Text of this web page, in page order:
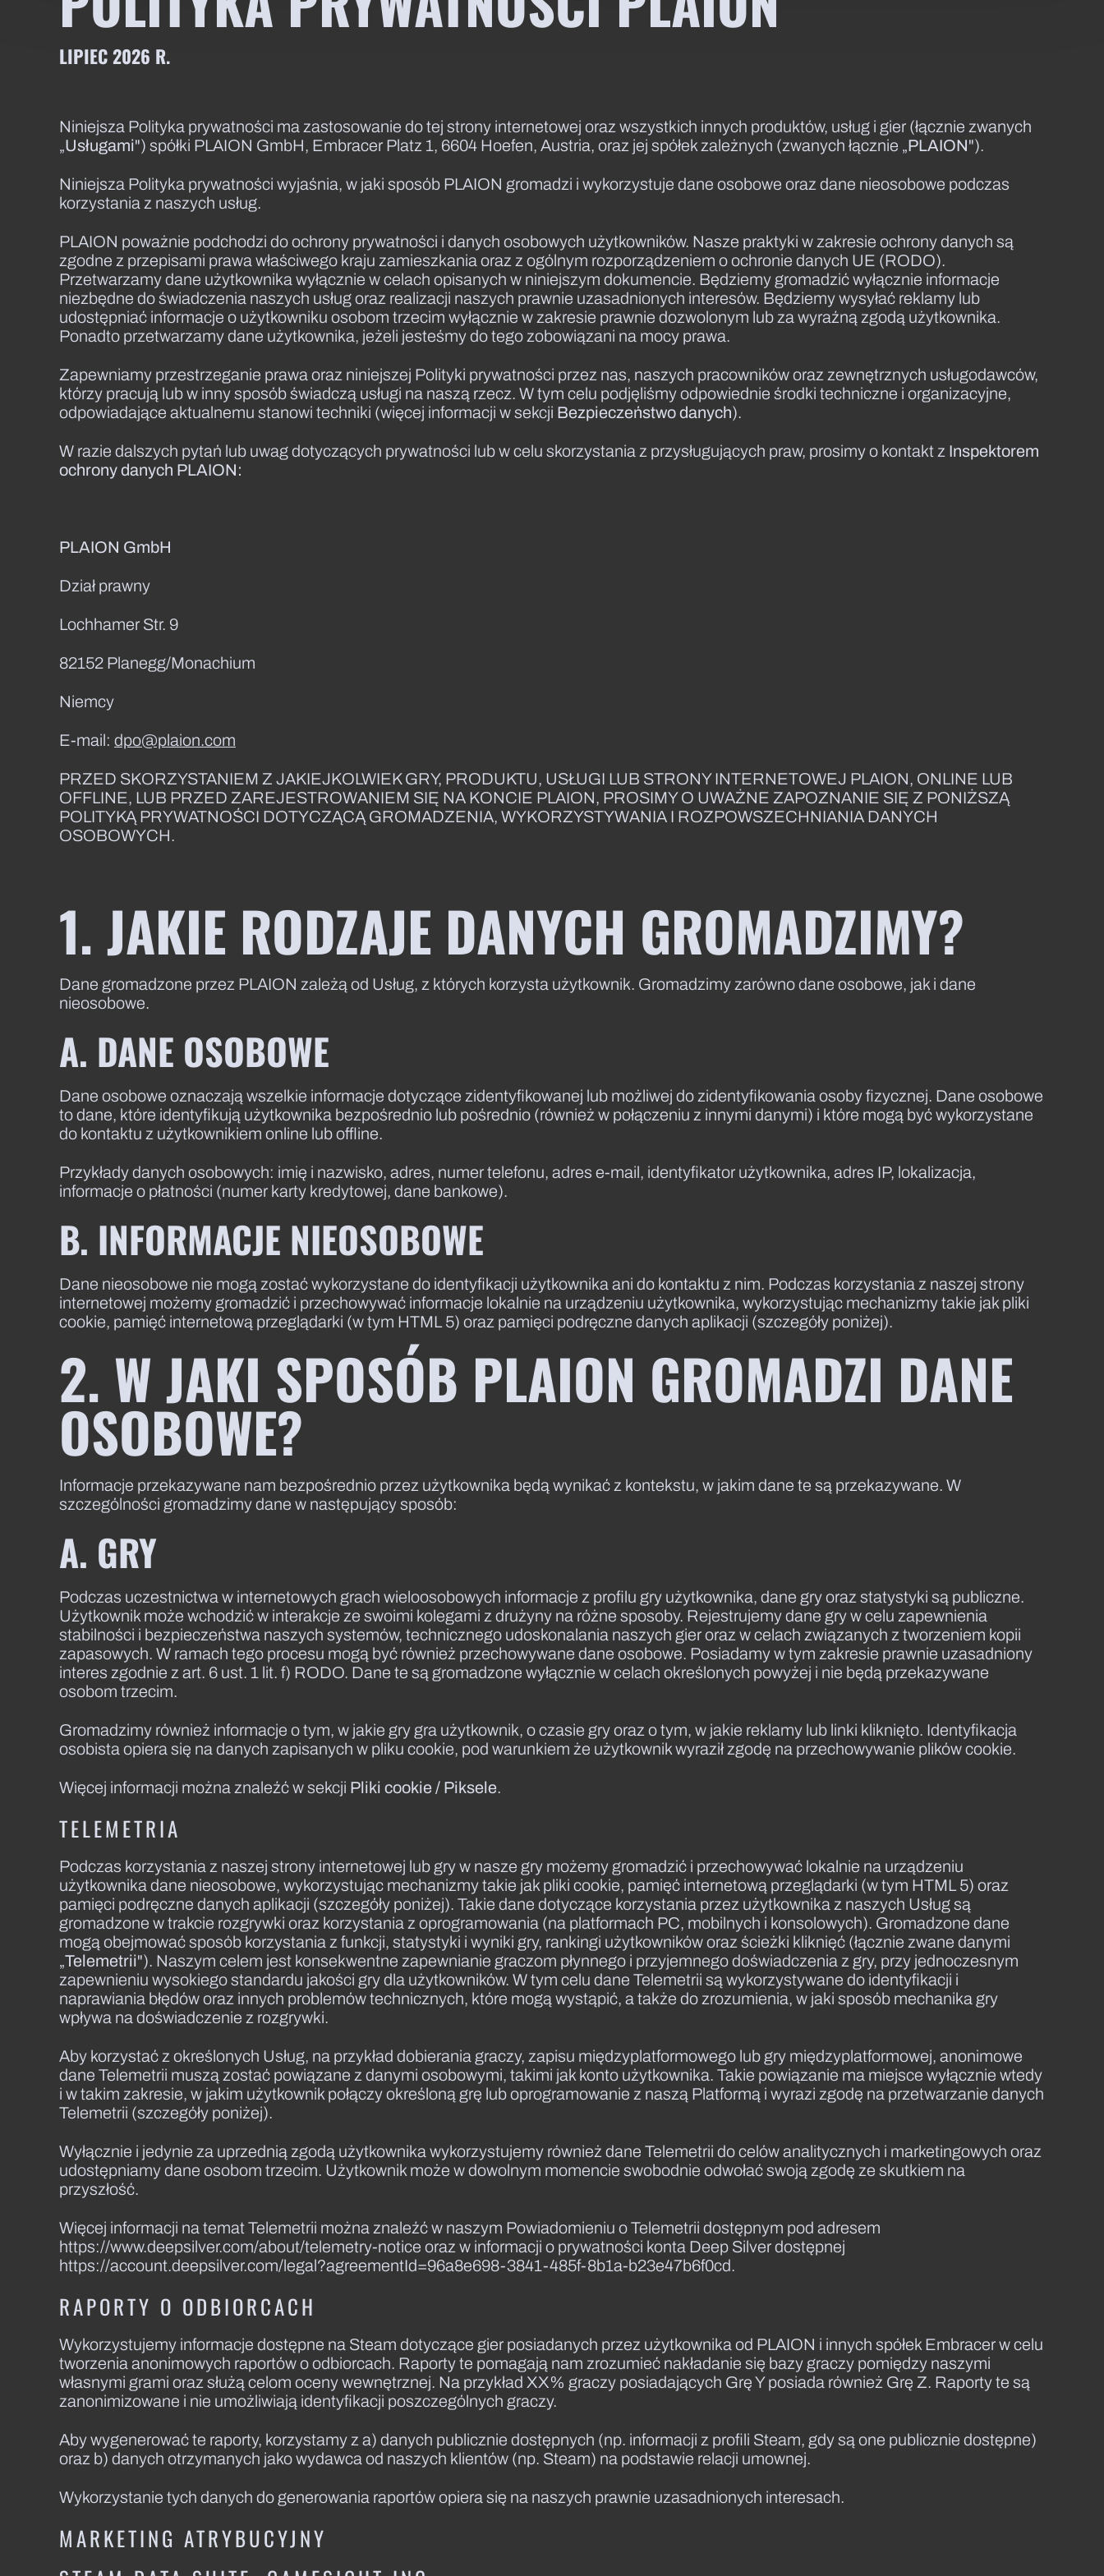
LIPIEC 2026 R.
Niniejsza Polityka prywatności ma zastosowanie do tej strony internetowej oraz wszystkich innych produktów, usług i gier (łącznie zwanych
„Usługami") spółki PLAION GmbH, Embracer Platz 1, 6604 Hoefen, Austria, oraz jej spółek zależnych (zwanych łącznie „PLAION").
Niniejsza Polityka prywatności wyjaśnia, w jaki sposób PLAION gromadzi i wykorzystuje dane osobowe oraz dane nieosobowe podczas
korzystania z naszych usług.
PLAION poważnie podchodzi do ochrony prywatności i danych osobowych użytkowników. Nasze praktyki w zakresie ochrony danych są
zgodne z przepisami prawa właściwego kraju zamieszkania oraz z ogólnym rozporządzeniem o ochronie danych UE (RODO).
Przetwarzamy dane użytkownika wyłącznie w celach opisanych w niniejszym dokumencie. Będziemy gromadzić wyłącznie informacje
niezbędne do świadczenia naszych usług oraz realizacji naszych prawnie uzasadnionych interesów. Będziemy wysyłać reklamy lub
udostępniać informacje o użytkowniku osobom trzecim wyłącznie w zakresie prawnie dozwolonym lub za wyraźną zgodą użytkownika.
Ponadto przetwarzamy dane użytkownika, jeżeli jesteśmy do tego zobowiązani na mocy prawa.
Zapewniamy przestrzeganie prawa oraz niniejszej Polityki prywatności przez nas, naszych pracowników oraz zewnętrznych usługodawców,
którzy pracują lub w inny sposób świadczą usługi na naszą rzecz. W tym celu podjęliśmy odpowiednie środki techniczne i organizacyjne,
odpowiadające aktualnemu stanowi techniki (więcej informacji w sekcji Bezpieczeństwo danych).
W razie dalszych pytań lub uwag dotyczących prywatności lub w celu skorzystania z przysługujących praw, prosimy o kontakt z Inspektorem
ochrony danych PLAION:
PLAION GmbH
Dział prawny
Lochhamer Str. 9
82152 Planegg/Monachium
Niemcy
E-mail: dpo@plaion.com
PRZED SKORZYSTANIEM Z JAKIEJKOLWIEK GRY, PRODUKTU, USŁUGI LUB STRONY INTERNETOWEJ PLAION, ONLINE LUB
OFFLINE, LUB PRZED ZAREJESTROWANIEM SIĘ NA KONCIE PLAION, PROSIMY O UWAŻNE ZAPOZNANIE SIĘ Z PONIŻSZĄ
POLITYKĄ PRYWATNOŚCI DOTYCZĄCĄ GROMADZENIA, WYKORZYSTYWANIA I ROZPOWSZECHNIANIA DANYCH
OSOBOWYCH.
1. JAKIE RODZAJE DANYCH GROMADZIMY?
Dane gromadzone przez PLAION zależą od Usług, z których korzysta użytkownik. Gromadzimy zarówno dane osobowe, jak i dane
nieosobowe.
A. DANE OSOBOWE
Dane osobowe oznaczają wszelkie informacje dotyczące zidentyfikowanej lub możliwej do zidentyfikowania osoby fizycznej. Dane osobowe
to dane, które identyfikują użytkownika bezpośrednio lub pośrednio (również w połączeniu z innymi danymi) i które mogą być wykorzystane
do kontaktu z użytkownikiem online lub offline.
Przykłady danych osobowych: imię i nazwisko, adres, numer telefonu, adres e-mail, identyfikator użytkownika, adres IP, lokalizacja,
informacje o płatności (numer karty kredytowej, dane bankowe).
B. INFORMACJE NIEOSOBOWE
Dane nieosobowe nie mogą zostać wykorzystane do identyfikacji użytkownika ani do kontaktu z nim. Podczas korzystania z naszej strony
internetowej możemy gromadzić i przechowywać informacje lokalnie na urządzeniu użytkownika, wykorzystując mechanizmy takie jak pliki
cookie, pamięć internetową przeglądarki (w tym HTML 5) oraz pamięci podręczne danych aplikacji (szczegóły poniżej).
2. W JAKI SPOSÓB PLAION GROMADZI DANE
OSOBOWE?
Informacje przekazywane nam bezpośrednio przez użytkownika będą wynikać z kontekstu, w jakim dane te są przekazywane. W
szczególności gromadzimy dane w następujący sposób:
A. GRY
Podczas uczestnictwa w internetowych grach wieloosobowych informacje z profilu gry użytkownika, dane gry oraz statystyki są publiczne.
Użytkownik może wchodzić w interakcje ze swoimi kolegami z drużyny na różne sposoby. Rejestrujemy dane gry w celu zapewnienia
stabilności i bezpieczeństwa naszych systemów, technicznego udoskonalania naszych gier oraz w celach związanych z tworzeniem kopii
zapasowych. W ramach tego procesu mogą być również przechowywane dane osobowe. Posiadamy w tym zakresie prawnie uzasadniony
interes zgodnie z art. 6 ust. 1 lit. f) RODO. Dane te są gromadzone wyłącznie w celach określonych powyżej i nie będą przekazywane
osobom trzecim.
Gromadzimy również informacje o tym, w jakie gry gra użytkownik, o czasie gry oraz o tym, w jakie reklamy lub linki kliknięto. Identyfikacja
osobista opiera się na danych zapisanych w pliku cookie, pod warunkiem że użytkownik wyraził zgodę na przechowywanie plików cookie.
Więcej informacji można znaleźć w sekcji Pliki cookie / Piksele.
TELEMETRIA
Podczas korzystania z naszej strony internetowej lub gry w nasze gry możemy gromadzić i przechowywać lokalnie na urządzeniu
użytkownika dane nieosobowe, wykorzystując mechanizmy takie jak pliki cookie, pamięć internetową przeglądarki (w tym HTML 5) oraz
pamięci podręczne danych aplikacji (szczegóły poniżej). Takie dane dotyczące korzystania przez użytkownika z naszych Usług są
gromadzone w trakcie rozgrywki oraz korzystania z oprogramowania (na platformach PC, mobilnych i konsolowych). Gromadzone dane
mogą obejmować sposób korzystania z funkcji, statystyki i wyniki gry, rankingi użytkowników oraz ścieżki kliknięć (łącznie zwane danymi
„Telemetrii"). Naszym celem jest konsekwentne zapewnianie graczom płynnego i przyjemnego doświadczenia z gry, przy jednoczesnym
zapewnieniu wysokiego standardu jakości gry dla użytkowników. W tym celu dane Telemetrii są wykorzystywane do identyfikacji i
naprawiania błędów oraz innych problemów technicznych, które mogą wystąpić, a także do zrozumienia, w jaki sposób mechanika gry
wpływa na doświadczenie z rozgrywki.
Aby korzystać z określonych Usług, na przykład dobierania graczy, zapisu międzyplatformowego lub gry międzyplatformowej, anonimowe
dane Telemetrii muszą zostać powiązane z danymi osobowymi, takimi jak konto użytkownika. Takie powiązanie ma miejsce wyłącznie wtedy
i w takim zakresie, w jakim użytkownik połączy określoną grę lub oprogramowanie z naszą Platformą i wyrazi zgodę na przetwarzanie danych
Telemetrii (szczegóły poniżej).
Wyłącznie i jedynie za uprzednią zgodą użytkownika wykorzystujemy również dane Telemetrii do celów analitycznych i marketingowych oraz
udostępniamy dane osobom trzecim. Użytkownik może w dowolnym momencie swobodnie odwołać swoją zgodę ze skutkiem na
przyszłość.
Więcej informacji na temat Telemetrii można znaleźć w naszym Powiadomieniu o Telemetrii dostępnym pod adresem
https://www.deepsilver.com/about/telemetry-notice oraz w informacji o prywatności konta Deep Silver dostępnej
https://account.deepsilver.com/legal?agreementId=96a8e698-3841-485f-8b1a-b23e47b6f0cd.
RAPORTY O ODBIORCACH
Wykorzystujemy informacje dostępne na Steam dotyczące gier posiadanych przez użytkownika od PLAION i innych spółek Embracer w celu
tworzenia anonimowych raportów o odbiorcach. Raporty te pomagają nam zrozumieć nakładanie się bazy graczy pomiędzy naszymi
własnymi grami oraz służą celom oceny wewnętrznej. Na przykład XX% graczy posiadających Grę Y posiada również Grę Z. Raporty te są
zanonimizowane i nie umożliwiają identyfikacji poszczególnych graczy.
Aby wygenerować te raporty, korzystamy z a) danych publicznie dostępnych (np. informacji z profili Steam, gdy są one publicznie dostępne)
oraz b) danych otrzymanych jako wydawca od naszych klientów (np. Steam) na podstawie relacji umownej.
Wykorzystanie tych danych do generowania raportów opiera się na naszych prawnie uzasadnionych interesach.
MARKETING ATRYBUCYJNY